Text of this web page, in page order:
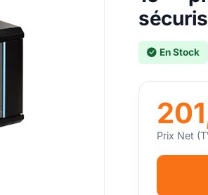
En Stock
Prix Net